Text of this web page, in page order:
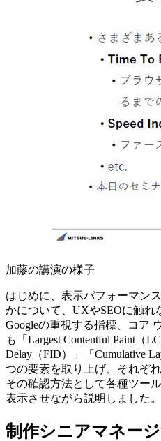
加藤の講演の様子
はじめに、表示パフォーマン
かについて、UXやSEOに触れ
Googleの重視する指標、コア
も「Largest Contentful Paint（
Delay（FID）」「Cumulative
つの要素を取り上げ、それぞ
その確認方法として各種ツー
表示させながら説明しました。
制作シニアマネー